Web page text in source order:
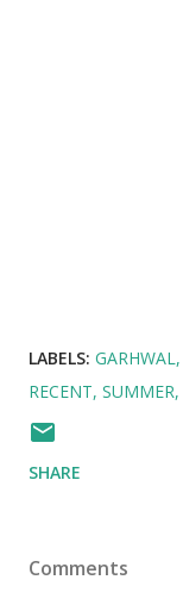
LABELS: GARHWAL
RECENT SUMMER
SHARE
Comments